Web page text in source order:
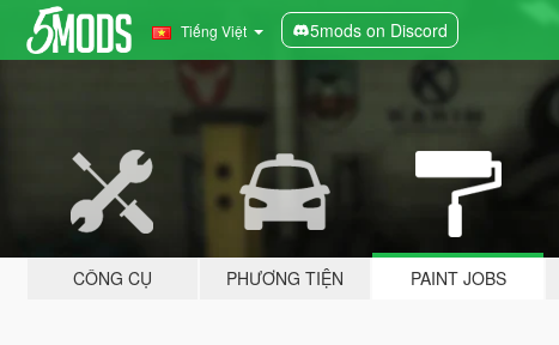
Tiếng Việt 5mods on Discord
CÔNG CỤ PHƯƠNG TIỆN PAINT JOBS